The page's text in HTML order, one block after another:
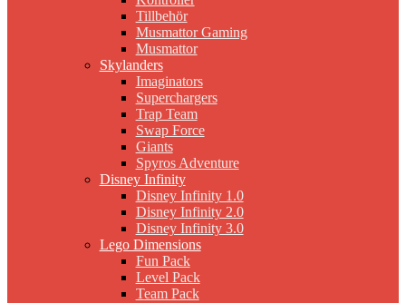
Tillbehör
Musmattor Gaming
Musmattor
Skylanders
Imaginators
Superchargers
Trap Team
Swap Force
Giants
Spyros Adventure
Disney Infinity
Disney Infinity 1.0
Disney Infinity 2.0
Disney Infinity 3.0
Lego Dimensions
Fun Pack
Level Pack
Team Pack